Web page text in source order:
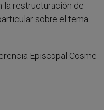
la restructuración de
sobre el tema
Episcopal Cosme